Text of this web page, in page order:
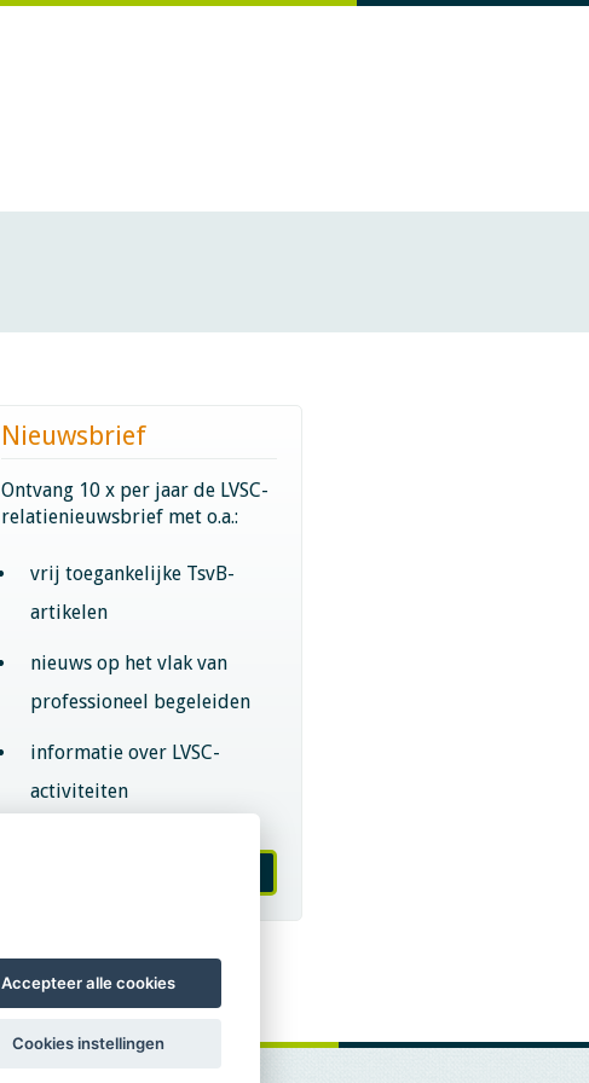
Nieuwsbrief
Ontvang 10 x per jaar de LVSC-
relatienieuwsbrief met o.a.:
vrij toegankelijke TsvB-
artikelen
nieuws op het vlak van
professioneel begeleiden
informatie over LVSC-
activiteiten
Accepteer alle cookies
Cookies instellingen